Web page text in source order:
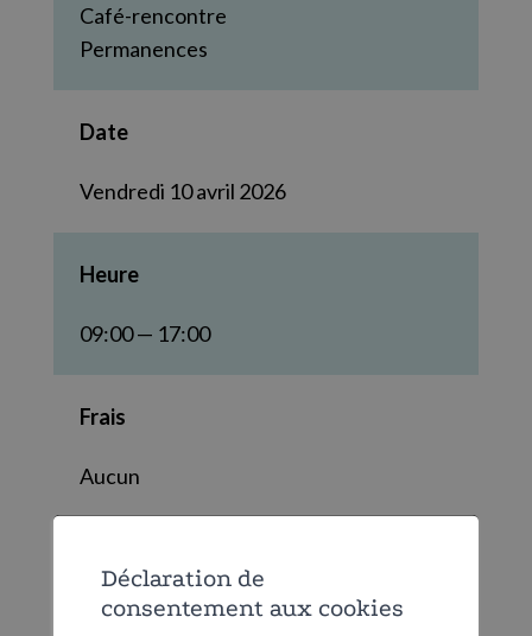
Café-rencontre
Permanences
Date
Vendredi 10 avril 2026
Heure
09:00 — 17:00
Frais
Aucun
Déclaration de
consentement aux cookies